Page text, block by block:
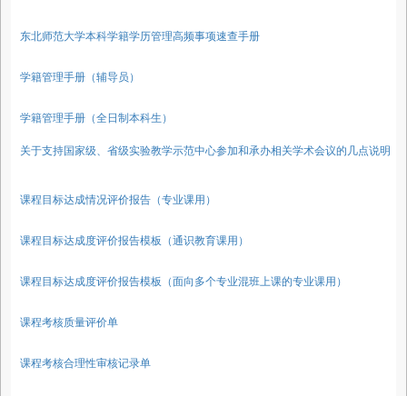
东北师范大学本科学籍学历管理高频事项速查手册
学籍管理手册（辅导员）
学籍管理手册（全日制本科生）
关于支持国家级、省级实验教学示范中心参加和承办相关学术会议的几点说明
课程目标达成情况评价报告（专业课用）
课程目标达成度评价报告模板（通识教育课用）
课程目标达成度评价报告模板（面向多个专业混班上课的专业课用）
课程考核质量评价单
课程考核合理性审核记录单